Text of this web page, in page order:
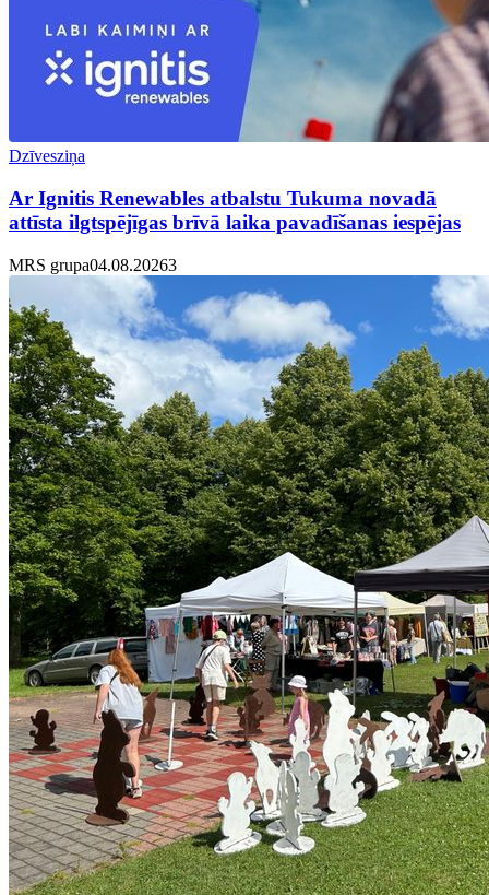
Dzīvesziņa
Ar Ignitis Renewables atbalstu Tukuma novadā
attīsta ilgtspējīgas brīvā laika pavadīšanas iespējas
MRS grupa04.08.20263